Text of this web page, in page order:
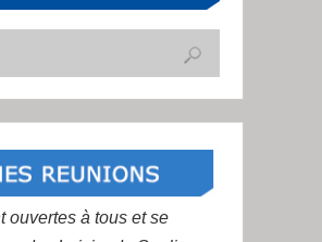
ouvertes à tous et se